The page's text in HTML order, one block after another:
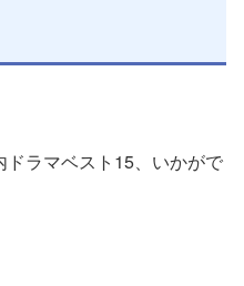
ラマベスト15、いかがで